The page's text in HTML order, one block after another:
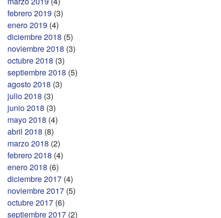
febrero 2019 (3)
enero 2019 (4)
diciembre 2018 (5)
noviembre 2018 (3)
octubre 2018 (3)
septiembre 2018 (5)
agosto 2018 (3)
julio 2018 (3)
junio 2018 (3)
mayo 2018 (4)
abril 2018 (8)
marzo 2018 (2)
febrero 2018 (4)
enero 2018 (6)
diciembre 2017 (4)
noviembre 2017 (5)
octubre 2017 (6)
septiembre 2017 (2)